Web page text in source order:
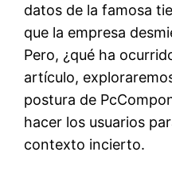
datos de la famosa
que la empresa
Pero, ¿qué ha
artículo,
postura de
hacer los usuarios
contexto incierto.